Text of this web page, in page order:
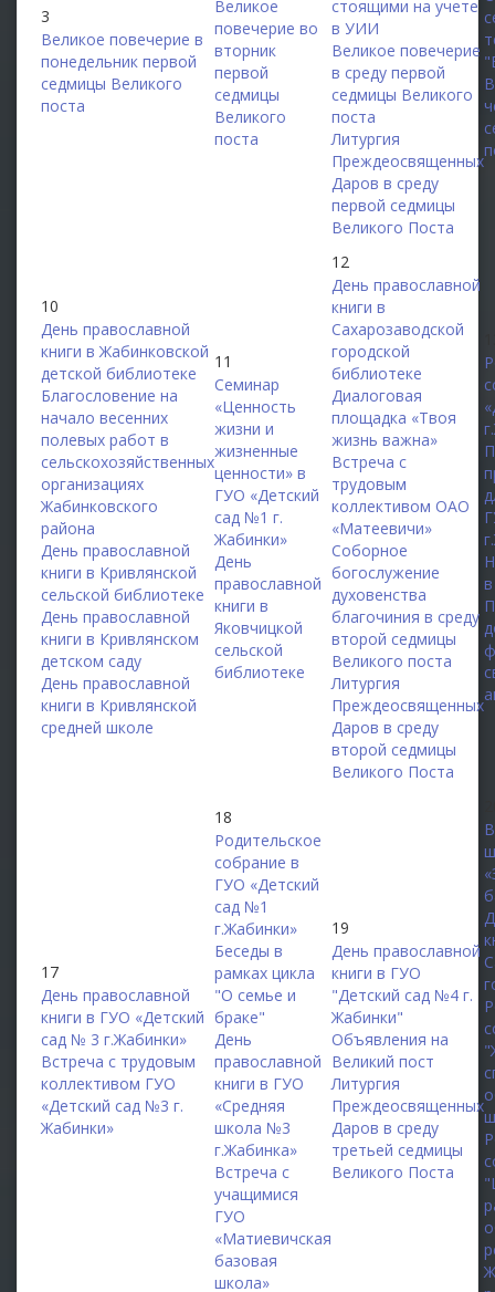
3
Великое повечерие в
понедельник первой
седмицы Великого
поста
Великое
повечерие во
вторник
первой
седмицы
Великого
поста
стоящими на учете
в УИИ
Великое повечерие
в среду первой
седмицы Великого
поста
Литургия
Преждеосвященных
Даров в среду
первой седмицы
Великого Поста
10
День православной
книги в Жабинковской
детской библиотеке
Благословение на
начало весенних
полевых работ в
сельскохозяйственных
организациях
Жабинковского
района
День православной
книги в Кривлянской
сельской библиотеке
День православной
книги в Кривлянском
детском саду
День православной
книги в Кривлянской
средней школе
11
Семинар
«Ценность
жизни и
жизненные
ценности» в
ГУО «Детский
сад №1 г.
Жабинки»
День
православной
книги в
Яковчицкой
сельской
библиотеке
12
День православной
книги в
Сахарозаводской
городской
библиотеке
Диалоговая
площадка «Твоя
жизнь важна»
Встреча с
трудовым
коллективом ОАО
«Матеевичи»
Соборное
богослужение
духовенства
благочиния в среду
второй седмицы
Великого поста
Литургия
Преждеосвященных
Даров в среду
второй седмицы
Великого Поста
17
День православной
книги в ГУО «Детский
сад № 3 г.Жабинки»
Встреча с трудовым
коллективом ГУО
«Детский сад №3 г.
Жабинки»
18
Родительское
собрание в
ГУО «Детский
сад №1
г.Жабинки»
Беседы в
рамках цикла
"О семье и
браке"
День
православной
книги в ГУО
«Средняя
школа №3
г.Жабинка»
Встреча с
учащимися
ГУО
«Матиевичская
базовая
школа»
19
День православной
книги в ГУО
"Детский сад №4 г.
Жабинки"
Объявления на
Великий пост
Литургия
Преждеосвященных
Даров в среду
третьей седмицы
Великого Поста